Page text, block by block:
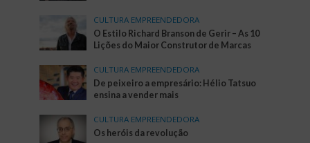
CULTURA EMPREENDEDORA
O Estilo Richard Branson de Gerir – As 10
Lições do Maior Construtor de Marcas
CULTURA EMPREENDEDORA
De peixeiro a empresário: Hélio Tatsuo
ensina a vender mais
CULTURA EMPREENDEDORA
Os heróis da revolução